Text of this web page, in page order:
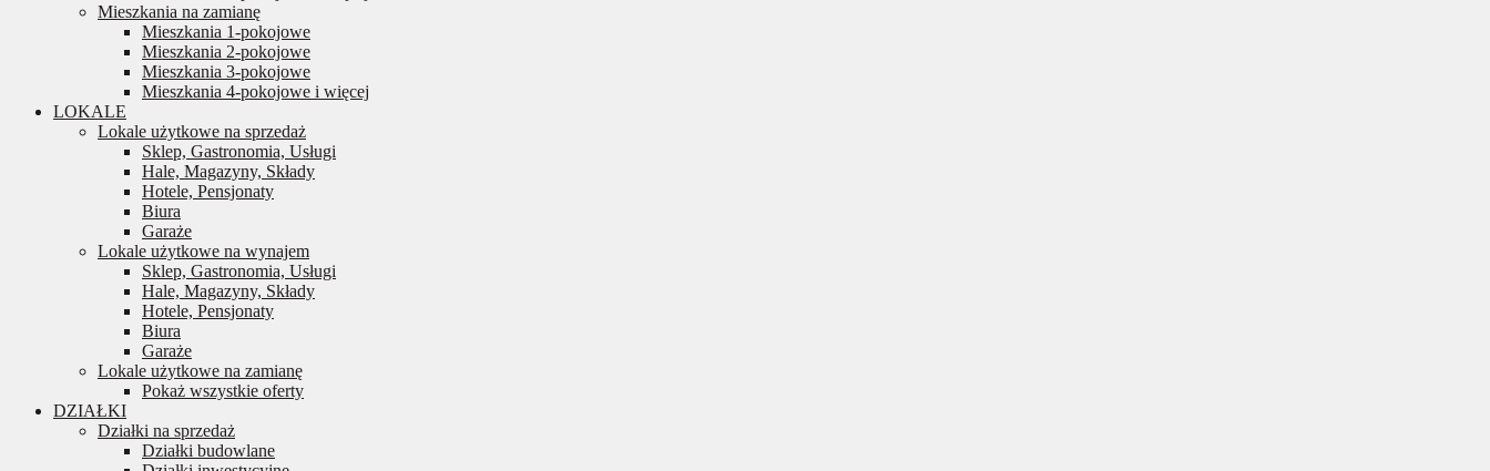
Mieszkania na zamianę
Mieszkania 1-pokojowe
Mieszkania 2-pokojowe
Mieszkania 3-pokojowe
Mieszkania 4-pokojowe i więcej
LOKALE
Lokale użytkowe na sprzedaż
Sklep, Gastronomia, Usługi
Hale, Magazyny, Składy
Hotele, Pensjonaty
Biura
Garaże
Lokale użytkowe na wynajem
Sklep, Gastronomia, Usługi
Hale, Magazyny, Składy
Hotele, Pensjonaty
Biura
Garaże
Lokale użytkowe na zamianę
Pokaż wszystkie oferty
DZIAŁKI
Działki na sprzedaż
Działki budowlane